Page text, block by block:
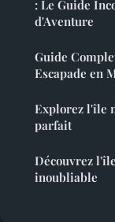
: Le Guide
d'Aventure
Guide
Escapade en
Explorez l'île
parfait
Découvrez
inoubliable